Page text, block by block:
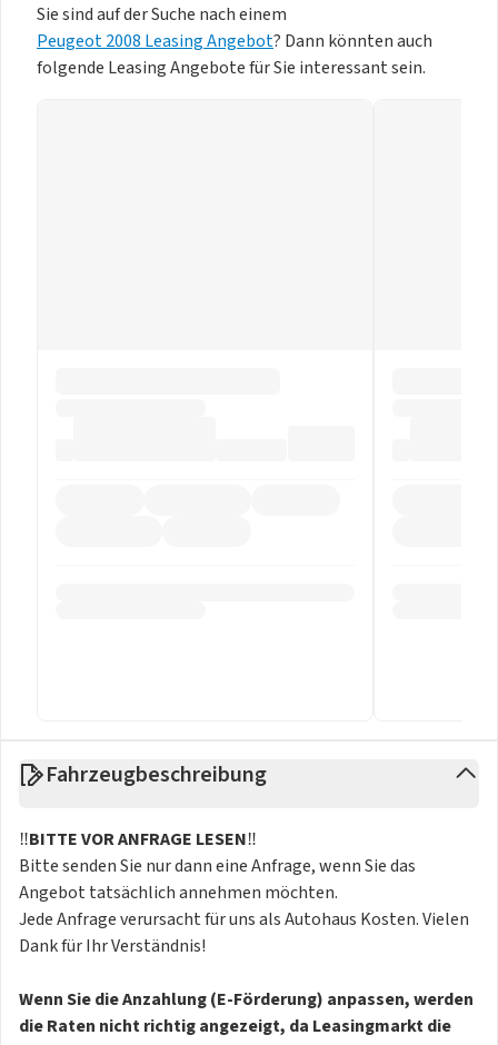
Sie sind auf der Suche nach einem
Peugeot 2008 Leasing Angebot? Dann könnten auch
folgende Leasing Angebote für Sie interessant sein.
Fahrzeugbeschreibung
‼️BITTE VOR ANFRAGE LESEN‼️
Bitte senden Sie nur dann eine Anfrage, wenn Sie das
Angebot tatsächlich annehmen möchten.
Jede Anfrage verursacht für uns als Autohaus Kosten. Vielen
Dank für Ihr Verständnis!
Wenn Sie die Anzahlung (E-Förderung) anpassen, werden
die Raten nicht richtig angezeigt, da Leasingmarkt die